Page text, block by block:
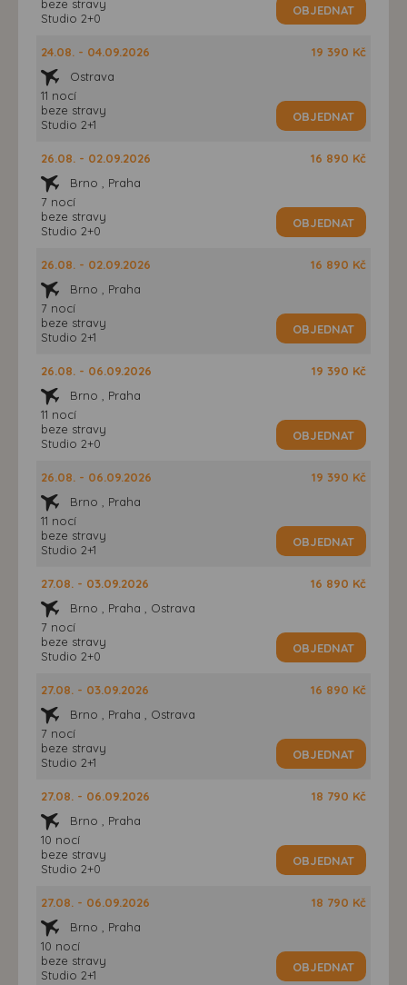
beze stravy
Studio 2+0
OBJEDNAT
24.08. - 04.09.2026
Ostrava
11 nocí
beze stravy
Studio 2+1
19 390 Kč
OBJEDNAT
26.08. - 02.09.2026
Brno , Praha
7 nocí
beze stravy
Studio 2+0
16 890 Kč
OBJEDNAT
26.08. - 02.09.2026
Brno , Praha
7 nocí
beze stravy
Studio 2+1
16 890 Kč
OBJEDNAT
26.08. - 06.09.2026
Brno , Praha
11 nocí
beze stravy
Studio 2+0
19 390 Kč
OBJEDNAT
26.08. - 06.09.2026
Brno , Praha
11 nocí
beze stravy
Studio 2+1
19 390 Kč
OBJEDNAT
27.08. - 03.09.2026
Brno , Praha , Ostrava
7 nocí
beze stravy
Studio 2+0
16 890 Kč
OBJEDNAT
27.08. - 03.09.2026
Brno , Praha , Ostrava
7 nocí
beze stravy
Studio 2+1
16 890 Kč
OBJEDNAT
27.08. - 06.09.2026
Brno , Praha
10 nocí
beze stravy
Studio 2+0
18 790 Kč
OBJEDNAT
27.08. - 06.09.2026
Brno , Praha
10 nocí
beze stravy
Studio 2+1
18 790 Kč
OBJEDNAT